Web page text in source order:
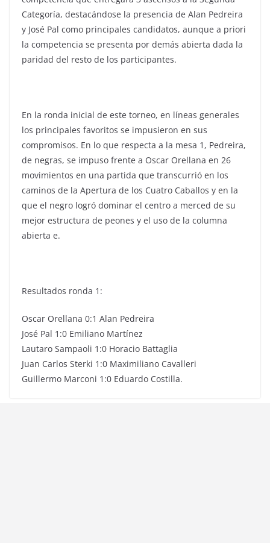
Categoría, destacándose la presencia de Alan Pedreira
y José Pal como principales candidatos, aunque a priori
la competencia se presenta por demás abierta dada la
paridad del resto de los participantes.
En la ronda inicial de este torneo, en líneas generales
los principales favoritos se impusieron en sus
compromisos. En lo que respecta a la mesa 1, Pedreira,
de negras, se impuso frente a Oscar Orellana en 26
movimientos en una partida que transcurrió en los
caminos de la Apertura de los Cuatro Caballos y en la
que el negro logró dominar el centro a merced de su
mejor estructura de peones y el uso de la columna
abierta e.
Resultados ronda 1:
Oscar Orellana 0:1 Alan Pedreira
José Pal 1:0 Emiliano Martínez
Lautaro Sampaoli 1:0 Horacio Battaglia
Juan Carlos Sterki 1:0 Maximiliano Cavalleri
Guillermo Marconi 1:0 Eduardo Costilla.